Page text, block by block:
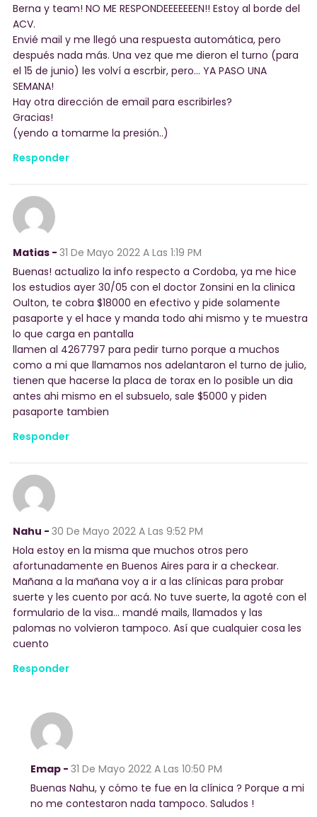
Berna y team! NO ME RESPONDEEEEEEEN!! Estoy al borde del
ACV.
Envié mail y me llegó una respuesta automática, pero
después nada más. Una vez que me dieron el turno (para
el 15 de junio) les volví a escrbir, pero… YA PASO UNA
SEMANA!
Hay otra dirección de email para escribirles?
Gracias!
(yendo a tomarme la presión..)
Responder
Matias - 31 De Mayo 2022 A Las 1:19 PM
Buenas! actualizo la info respecto a Cordoba, ya me hice
los estudios ayer 30/05 con el doctor Zonsini en la clinica
Oulton, te cobra $18000 en efectivo y pide solamente
pasaporte y el hace y manda todo ahi mismo y te muestra
lo que carga en pantalla
llamen al 4267797 para pedir turno porque a muchos
como a mi que llamamos nos adelantaron el turno de julio,
tienen que hacerse la placa de torax en lo posible un dia
antes ahi mismo en el subsuelo, sale $5000 y piden
pasaporte tambien
Responder
Nahu - 30 De Mayo 2022 A Las 9:52 PM
Hola estoy en la misma que muchos otros pero
afortunadamente en Buenos Aires para ir a checkear.
Mañana a la mañana voy a ir a las clínicas para probar
suerte y les cuento por acá. No tuve suerte, la agoté con el
formulario de la visa… mandé mails, llamados y las
palomas no volvieron tampoco. Así que cualquier cosa les
cuento
Responder
Emap - 31 De Mayo 2022 A Las 10:50 PM
Buenas Nahu, y cómo te fue en la clínica ? Porque a mi
no me contestaron nada tampoco. Saludos !